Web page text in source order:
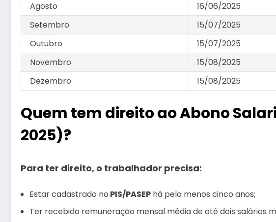
Agosto
16/06/2025
Setembro
15/07/2025
Outubro
15/07/2025
Novembro
15/08/2025
Dezembro
15/08/2025
Quem tem direito ao Abono
2025)?
Para ter direito, o trabalhador precisa:
Estar cadastrado no PIS/PASEP há pelo menos cinco anos;
Ter recebido remuneração mensal média de até dois salários